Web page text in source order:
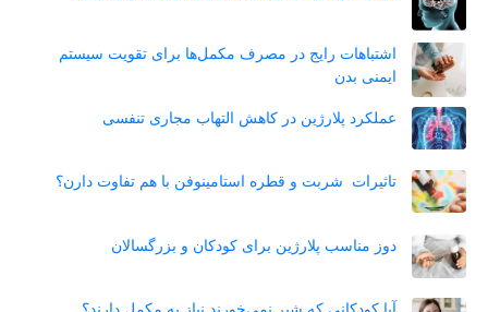
اشتباهات رایج در مصرف مکمل‌ها برای تقویت سیستم
ایمنی بدن
عملکرد پلارژین در کاهش التهاب مجاری تنفسی
تاثیرات شربت و قطره استامینوفن با هم تفاوت دارن؟
دوز مناسب پلارژین برای کودکان و بزرگسالان